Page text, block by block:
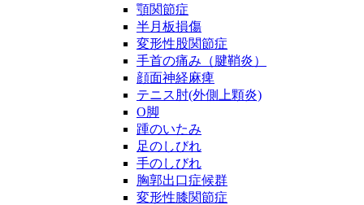
顎関節症
半月板損傷
変形性股関節症
手首の痛み（腱鞘炎）
顔面神経麻痺
テニス肘(外側上顆炎)
O脚
踵のいたみ
足のしびれ
手のしびれ
胸郭出口症候群
変形性膝関節症